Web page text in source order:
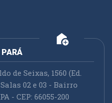
add_home
de Seixas, 1560 (Ed.
02 e 03 - Bairro
- CEP: 66055-200